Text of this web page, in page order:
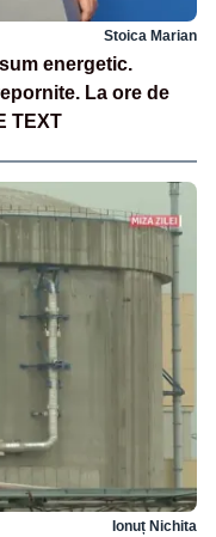
Stoica Marian
energetic.
La ore de
TEXT
Ionuț Nichita